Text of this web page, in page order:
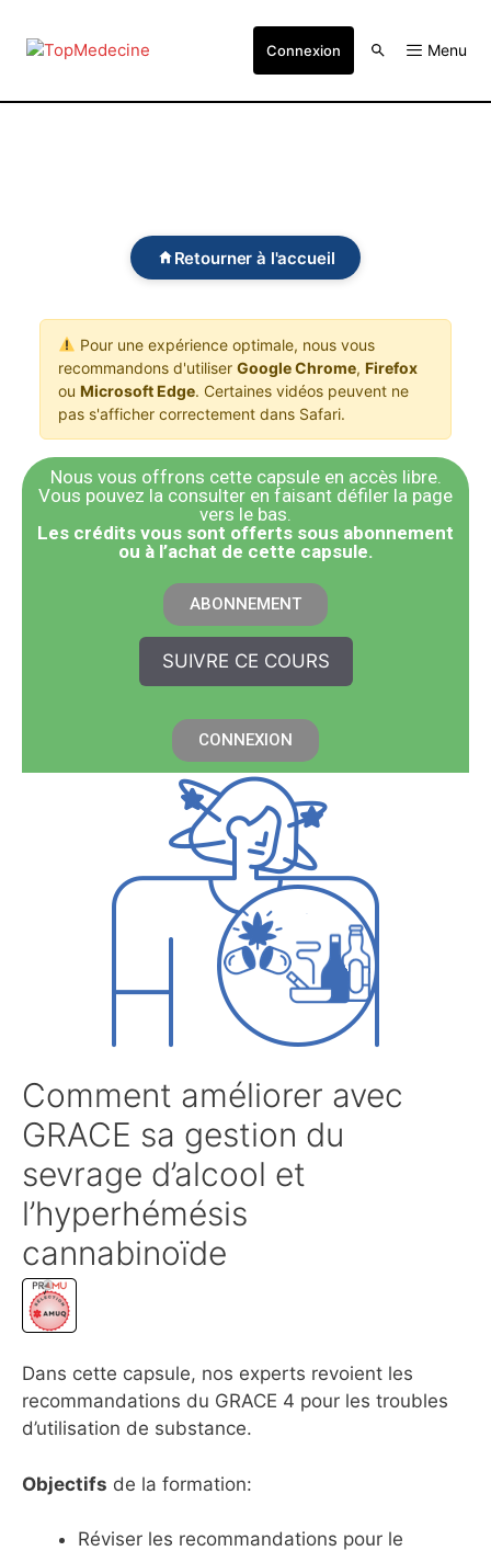
Connexion Menu
Retourner à l'accueil
Pour une expérience optimale, nous vous
recommandons d'utiliser Google Chrome, Firefox
ou Microsoft Edge. Certaines vidéos peuvent ne
pas s'afficher correctement dans Safari.
Nous vous offrons cette capsule en accès libre.
Vous pouvez la consulter en faisant défiler la page
vers le bas.
​Les crédits vous sont offerts sous abonnement
ou à l’achat de cette capsule.
ABONNEMENT
SUIVRE CE COURS
CONNEXION
Comment améliorer avec
GRACE sa gestion du
sevrage d’alcool et
l’hyperhémésis
cannabinoïde
Dans cette capsule, nos experts revoient les
recommandations du GRACE 4 pour les troubles
d’utilisation de substance.
Objectifs de la formation:
Réviser les recommandations pour le